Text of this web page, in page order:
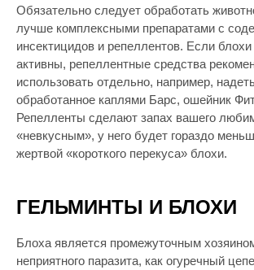
Обязательно следует обработать
лучше комплексными препаратами с
инсектицидов и репеллентов. Если
активны, репеллентные средства
использовать отдельно, например,
обработанное каплями Барс, ошейник
Репелленты сделают запах вашего
«невкусным», у него будет гораздо
жертвой «короткого перекуса» блохи.
ГЕЛЬМИНТЫ И БЛОХИ
Блоха является промежуточным
неприятного паразита, как огуречный